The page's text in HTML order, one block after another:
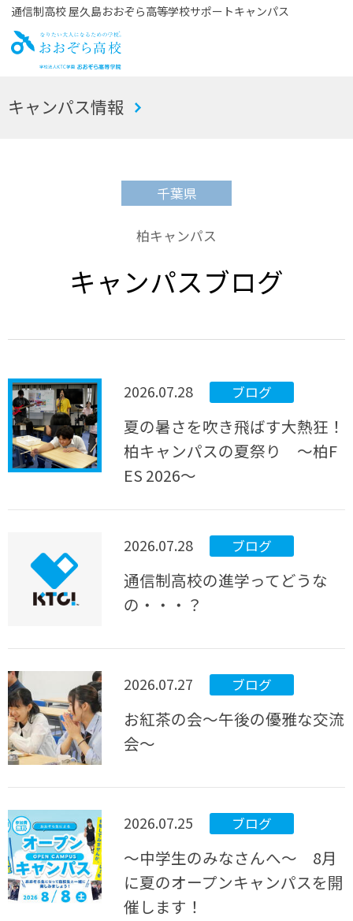
通信制高校 屋久島おおぞら高等学校サポートキャンパス
お
キャンパス情報
千葉県
柏キャンパス
キャンパスブログ
2026.07.28 ブログ
夏の暑さを吹き飛ばす大熱狂！
柏キャンパスの夏祭り ～柏F
ES 2026～
2026.07.28 ブログ
通信制高校の進学ってどうな
の・・・？
2026.07.27 ブログ
お紅茶の会～午後の優雅な交流
会～
2026.07.25 ブログ
～中学生のみなさんへ～ 8月
に夏のオープンキャンパスを開
催します！